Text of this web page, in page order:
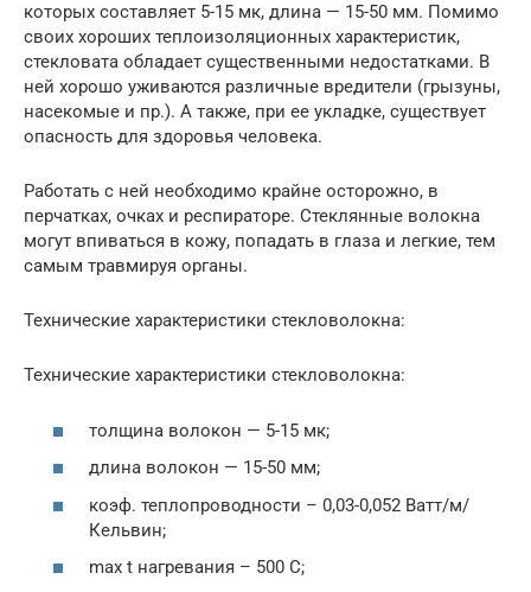
которых составляет 5-15 мк, длина — 15-50 мм. Помимо
своих хороших теплоизоляционных характеристик,
стекловата обладает существенными недостатками. В
ней хорошо уживаются различные вредители (грызуны,
насекомые и пр.). А также, при ее укладке, существует
опасность для здоровья человека.
Работать с ней необходимо крайне осторожно, в
перчатках, очках и респираторе. Стеклянные волокна
могут впиваться в кожу, попадать в глаза и легкие, тем
самым травмируя органы.
Технические характеристики стекловолокна:
Технические характеристики стекловолокна:
толщина волокон — 5-15 мк;
длина волокон — 15-50 мм;
коэф. теплопроводности – 0,03-0,052 Ватт/м/
Кельвин;
max t нагревания – 500 С;